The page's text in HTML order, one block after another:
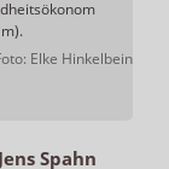
Elke Hinkelbein
Spahn